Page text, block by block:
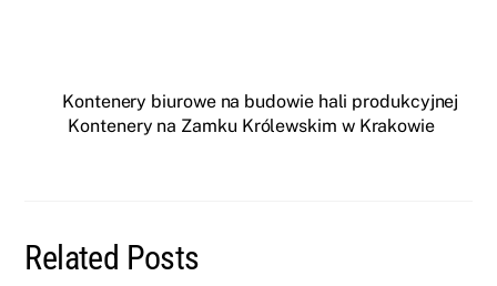
Kontenery biurowe na budowie hali produkcyjnej
Kontenery na Zamku Królewskim w Krakowie
Related Posts